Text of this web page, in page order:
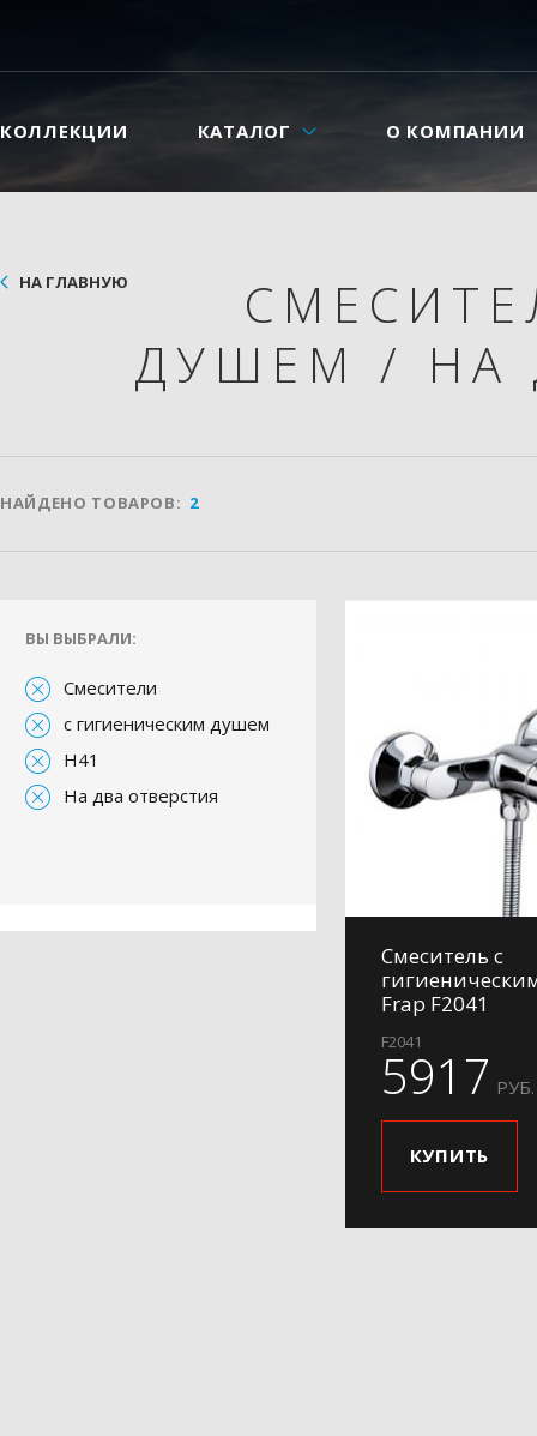
КОЛЛЕКЦИИ КАТАЛОГ О КОМПАНИИ
НА ГЛАВНУЮ
ДУШЕМ/ НА
НАЙДЕНО ТОВАРОВ: 2
ВЫ ВЫБРАЛИ:
Смесители
с гигиеническим душем
H41
На два отверстия
Смеситель с
Frap F2041
F2041
5917 РУБ.
КУПИТЬ